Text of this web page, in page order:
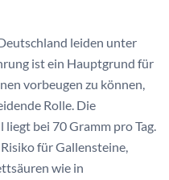
leiden unter
ist ein Hauptgrund für
vorbeugen zu können,
Rolle. Die
bei 70 Gramm pro Tag.
für Gallensteine,
wie in